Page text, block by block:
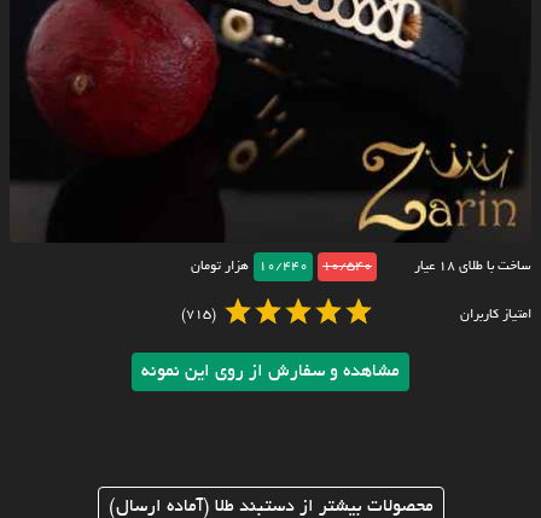
ساخت با طلای ۱۸ عیار 10/540
10/440 هزار تومان
امتیاز کاربران (715)
مشاهده و سفارش از روی این نمونه
محصولات بیشتر از دستبند طلا (آماده ارسال)